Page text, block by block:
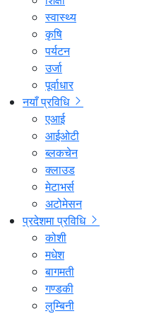
स्वास्थ्य
कृषि
पर्यटन
उर्जा
पूर्वाधार
नयाँ प्रविधि
एआई
आईओटी
ब्लकचेन
क्लाउड
मेटाभर्स
अटोमेसन
प्रदेशमा प्रविधि
कोशी
मधेश
बागमती
गण्डकी
लुम्बिनी